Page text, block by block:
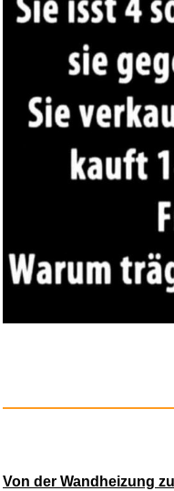
Von der Wandheizung